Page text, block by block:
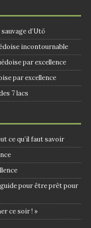
d’Utö
incontournable
par excellence
par excellence
7 lacs
ce qu’il faut savoir
pour être prêt pour
ce soir ! »